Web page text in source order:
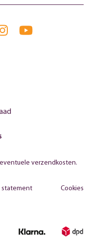
verzendkosten.
statement Cookies